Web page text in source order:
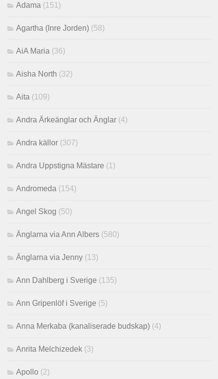
Adama (151)
Agartha (Inre Jorden) (58)
AiA Maria (36)
Aisha North (32)
Aita (109)
Andra Ärkeänglar och Änglar (4)
Andra källor (307)
Andra Uppstigna Mästare (1)
Andromeda (154)
Angel Skog (50)
Änglarna via Ann Albers (580)
Änglarna via Jenny (13)
Ann Dahlberg i Sverige (135)
Ann Gripenlöf i Sverige (5)
Anna Merkaba (kanaliserade budskap) (4)
Anrita Melchizedek (3)
Apollo (2)